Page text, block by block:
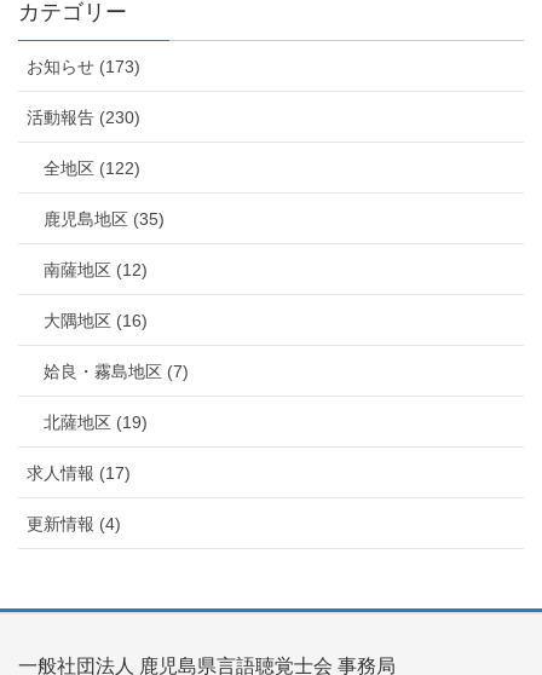
カテゴリー
お知らせ (173)
活動報告 (230)
全地区 (122)
鹿児島地区 (35)
南薩地区 (12)
大隅地区 (16)
姶良・霧島地区 (7)
北薩地区 (19)
求人情報 (17)
更新情報 (4)
一般社団法人 鹿児島県言語聴覚士会 事務局